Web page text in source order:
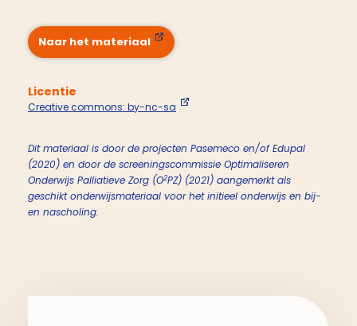
Naar het materiaal
Licentie
Creative commons: by-nc-sa
Dit materiaal is door de projecten Pasemeco en/of Edupal
(2020) en door de screeningscommissie Optimaliseren
Onderwijs Palliatieve Zorg (O2PZ) (2021) aangemerkt als
geschikt onderwijsmateriaal voor het initieel onderwijs en bij-
en nascholing.